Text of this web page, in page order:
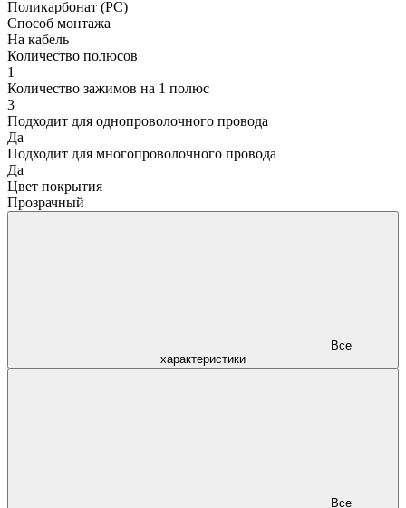
Поликарбонат (PC)
Способ монтажа
На кабель
Количество полюсов
1
Количество зажимов на 1 полюс
3
Подходит для однопроволочного провода
Да
Подходит для многопроволочного провода
Да
Цвет покрытия
Прозрачный
характеристики